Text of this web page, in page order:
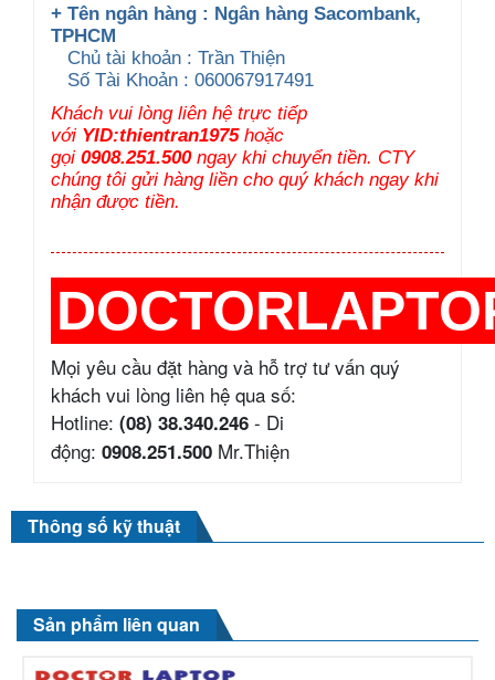
+ Tên ngân hàng : Ngân hàng Sacombank,
TPHCM
Chủ tài khoản : Trần Thiện
Số Tài Khoản : 060067917491
Khách vui lòng liên hệ trực tiếp
với YID:thientran1975hoặc
gọi 0908.251.500ngay khi chuyển tiền. CTY
chúng tôi gửi hàng liền cho quý khách ngay khi
nhận được tiền.
Mọi yêu cầu đặt hàng và hỗ trợ tư vấn quý
khách vui lòng liên hệ qua số:
Hotline: (08) 38.340.246 - Di
động: 0908.251.500 Mr.Thiện
Thông số kỹ thuật
Sản phẩm liên quan